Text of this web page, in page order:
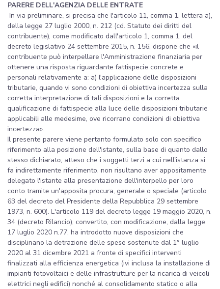
PARERE DELL'AGENZIA DELLE ENTRATE
In via preliminare, si precisa che l'articolo 11, comma 1, lettera a),
della legge 27 luglio 2000, n. 212 (cd. Statuto dei diritti del
contribuente), come modificato dall'articolo 1, comma 1, del
decreto legislativo 24 settembre 2015, n. 156, dispone che «il
contribuente può interpellare l'Amministrazione finanziaria per
ottenere una risposta riguardante fattispecie concrete e
personali relativamente a: a) l'applicazione delle disposizioni
tributarie, quando vi sono condizioni di obiettiva incertezza sulla
corretta interpretazione di tali disposizioni e la corretta
qualificazione di fattispecie alla luce delle disposizioni tributarie
applicabili alle medesime, ove ricorrano condizioni di obiettiva
incertezza».
Il presente parere viene pertanto formulato solo con specifico
riferimento alla posizione dell'istante, sulla base di quanto dallo
stesso dichiarato, atteso che i soggetti terzi a cui nell'istanza si
fa indirettamente riferimento, non risultano aver appositamente
delegato l'istante alla presentazione dell'interpello per loro
conto tramite un'apposita procura, generale o speciale (articolo
63 del decreto del Presidente della Repubblica 29 settembre
1973, n. 600). L'articolo 119 del decreto legge 19 maggio 2020, n.
34 (decreto Rilancio), convertito, con modificazione, dalla legge
17 luglio 2020 n.77, ha introdotto nuove disposizioni che
disciplinano la detrazione delle spese sostenute dal 1° luglio
2020 al 31 dicembre 2021 a fronte di specifici interventi
finalizzati alla efficienza energetica (ivi inclusa la installazione di
impianti fotovoltaici e delle infrastrutture per la ricarica di veicoli
elettrici negli edifici) nonché al consolidamento statico o alla